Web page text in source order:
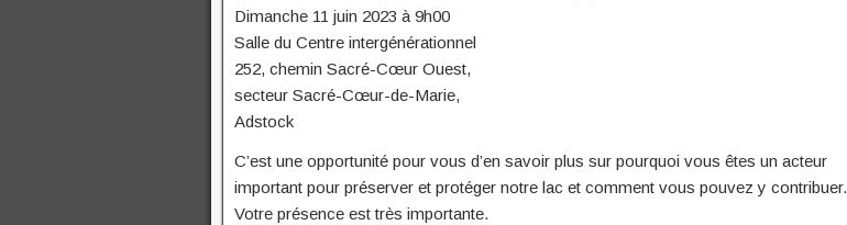
Dimanche 11 juin 2023 à 9h00
Salle du Centre intergénérationnel
252, chemin Sacré-Cœur Ouest,
secteur Sacré-Cœur-de-Marie,
Adstock
C’est une opportunité pour vous d’en savoir plus sur pourquoi vous êtes un acteur
important pour préserver et protéger notre lac et comment vous pouvez y contribuer.
Votre présence est très importante.